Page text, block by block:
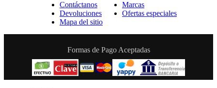
Contáctanos
Devoluciones
Mapa del sitio
Marcas
Ofertas especiales
Formas de Pago Aceptadas